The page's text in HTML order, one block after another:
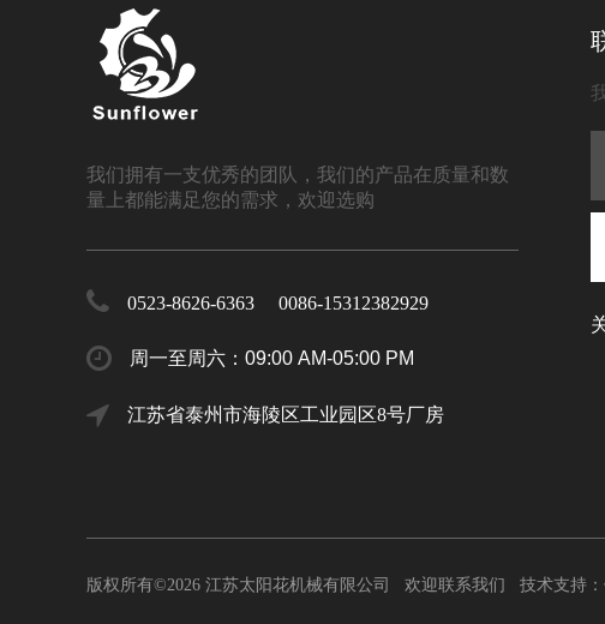
我们拥有一支优秀的团队，我们的产品在质量和数
量上都能满足您的需求，欢迎选购
0523-8626-6363 0086-15312382929
周一至周六：09:00 AM-05:00 PM
江苏省泰州市海陵区工业园区8号厂房
版权所有©2026 ​​​​​​​ 江苏太阳花机械有限公司 欢迎联系我们 技术支持：